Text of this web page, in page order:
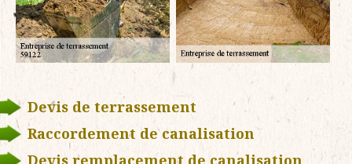
Devis de terrassement
Raccordement de canalisation
Devis remplacement de canalisation